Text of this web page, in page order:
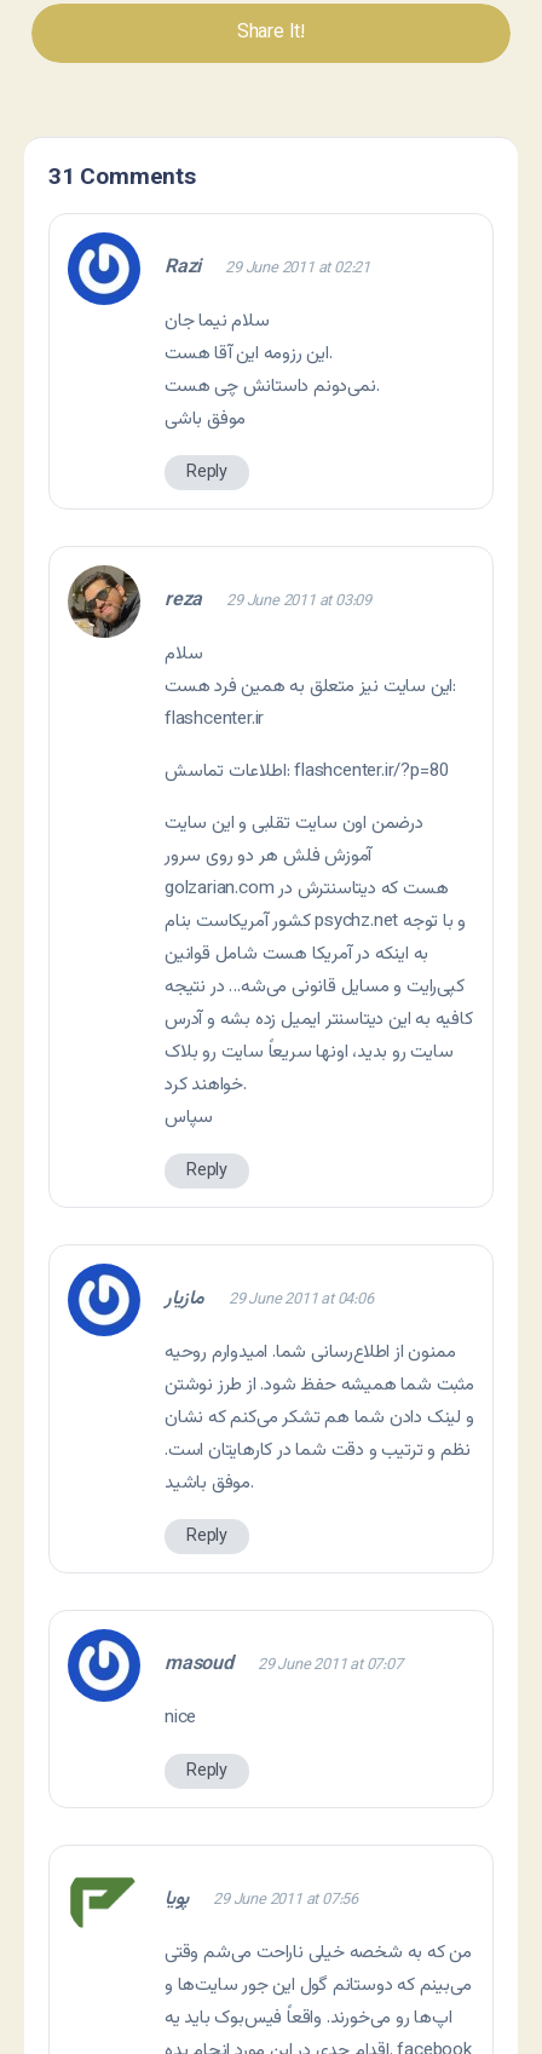
Share It!
31 Comments
Razi 29 June 2011 at 02:21
سلام نیما جان
این رزومه این آقا هست.
نمی‌دونم داستانش چی هست.
موفق باشی
Reply
reza 29 June 2011 at 03:09
سلام
این سایت نیز متعلق به همین فرد هست:
flashcenter.ir
اطلاعات تماسش: flashcenter.ir/?p=80
درضمن اون سایت تقلبی و این سایت
آموزش فلش هر دو روی سرور
golzarian.com هست که دیتاسنترش در
کشور آمریکاست بنام psychz.net و با توجه
به اینکه در آمریکا هست شامل قوانین
کپی‌رایت و مسایل قانونی می‌شه… در نتیجه
کافیه به این دیتاسنتر ایمیل زده بشه و آدرس
سایت رو بدید، اونها سریعاً سایت رو بلاک
خواهند کرد.
سپاس
Reply
مازیار 29 June 2011 at 04:06
ممنون از اطلاع‌رسانی شما. امیدوارم روحیه
مثبت شما همیشه حفظ شود. از طرز نوشتن
و لینک دادن شما هم تشکر می‌کنم که نشان
نظم و ترتیب و دقت شما در کارهایتان است.
موفق باشید.
Reply
masoud 29 June 2011 at 07:07
nice
Reply
پویا 29 June 2011 at 07:56
من که به شخصه خیلی ناراحت می‌شم وقتی
می‌بینم که دوستانم گول این جور سایت‌ها و
اپ‌ها رو می‌خورند. واقعاً فیس‌بوک باید یه